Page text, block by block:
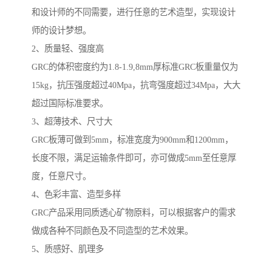
和设计师的不同需要，进行任意的艺术造型，实现设计
师的设计梦想。
2、质量轻、强度高
GRC的体积密度约为1.8-1.9,8mm厚标准GRC板重量仅为
15kg，抗压强度超过40Mpa，抗弯强度超过34Mpa，大大
超过国际标准要求。
3、超薄技术、尺寸大
GRC板薄可做到5mm，标准宽度为900mm和1200mm，
长度不限，满足运输条件即可，亦可做成5mm至任意厚
度，任意尺寸。
4、色彩丰富、造型多样
GRC产品采用同质透心矿物原料，可以根据客户的需求
做成各种不同颜色及不同造型的艺术效果。
5、质感好、肌理多